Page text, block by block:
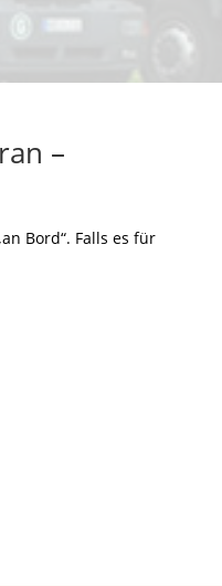
–
Bord“. Falls es für